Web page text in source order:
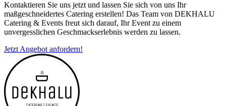
Kontaktieren Sie uns jetzt und lassen Sie sich von uns Ihr
maßgeschneidertes Catering erstellen! Das Team von DEKHALU
Catering & Events freut sich darauf, Ihr Event zu einem
unvergesslichen Geschmackserlebnis werden zu lassen.
Jetzt Angebot anfordern!